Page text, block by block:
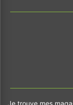
Je trouve mes